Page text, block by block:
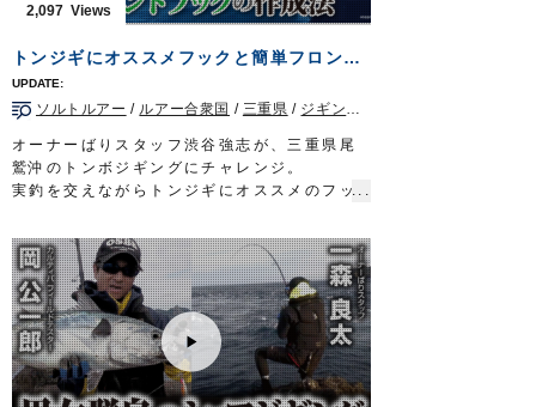
2,097
トンジギにオススメフックと簡単フロントフックの作成法
ソルトルアー / ルアー合衆国 / 三重県 / ジギング/キャスティング
オーナーばりスタッフ渋谷強志が、三重県尾
鷲沖のトンボジギングにチャレンジ。
実釣を交えながらトンジギにオススメのフッ
単なフロントフックの作成法を実演します。
2022年1月22日に放送された『ルアー合衆
国』の動画です※一部カットしております。
■ロケ協力…三重県尾鷲市/ゴールデンイーグ
ル様
■使用アイテム
・ジガーミディアムチェイス
・仕掛シザーズ